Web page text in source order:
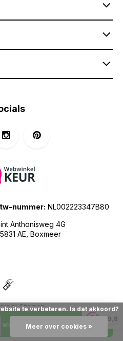
9,8
winkelwagen
Anthonisweg 4G
5831 AE, Boxmeer
nummer: NL002223347B80
Sitemap
location: The Netherlands
te verbeteren. Is dat akkoord?
Meer over cookies »